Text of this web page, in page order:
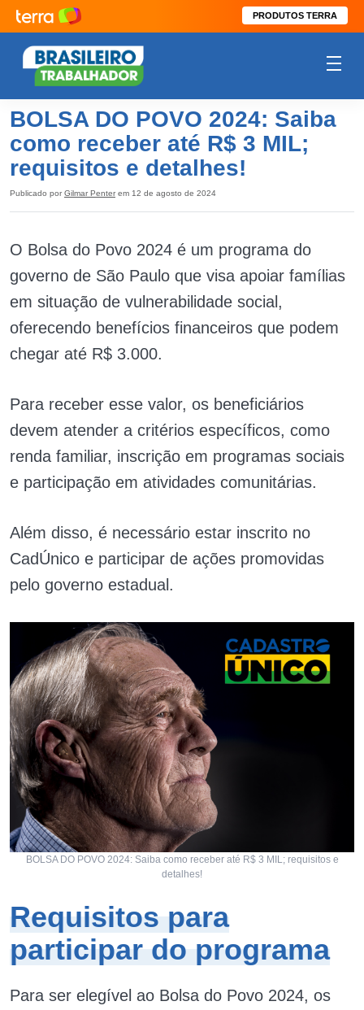
PRODUTOS TERRA
BOLSA DO POVO 2024: Saiba
como receber até R$ 3 MIL;
requisitos e detalhes!
Publicado por Gilmar Penter em 12 de agosto de 2024
O Bolsa do Povo 2024 é um programa do
governo de São Paulo que visa apoiar famílias
em situação de vulnerabilidade social,
oferecendo benefícios financeiros que podem
chegar até R$ 3.000.
Para receber esse valor, os beneficiários
devem atender a critérios específicos, como
renda familiar, inscrição em programas sociais
e participação em atividades comunitárias.
Além disso, é necessário estar inscrito no
CadÚnico e participar de ações promovidas
pelo governo estadual.
BOLSA DO POVO 2024: Saiba como receber até R$ 3 MIL; requisitos e
detalhes!
Requisitos para
participar do programa
Para ser elegível ao Bolsa do Povo 2024, os